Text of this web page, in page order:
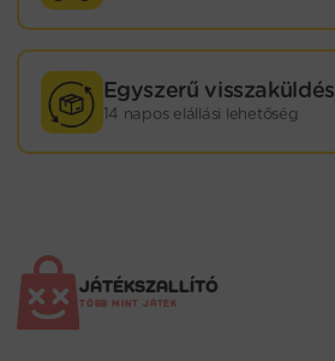
Egyszerű visszaküldés
14 napos elállási lehetőség
JÁTÉKSZALLÍTÓ
TÖBB MINT JÁTÉK